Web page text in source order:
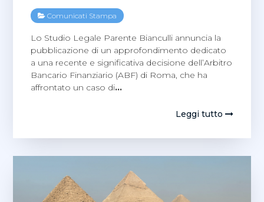
Comunicati Stampa
Lo Studio Legale Parente Bianculli annuncia la
pubblicazione di un approfondimento dedicato
a una recente e significativa decisione dell’Arbitro
Bancario Finanziario (ABF) di Roma, che ha
affrontato un caso di…
Leggi tutto